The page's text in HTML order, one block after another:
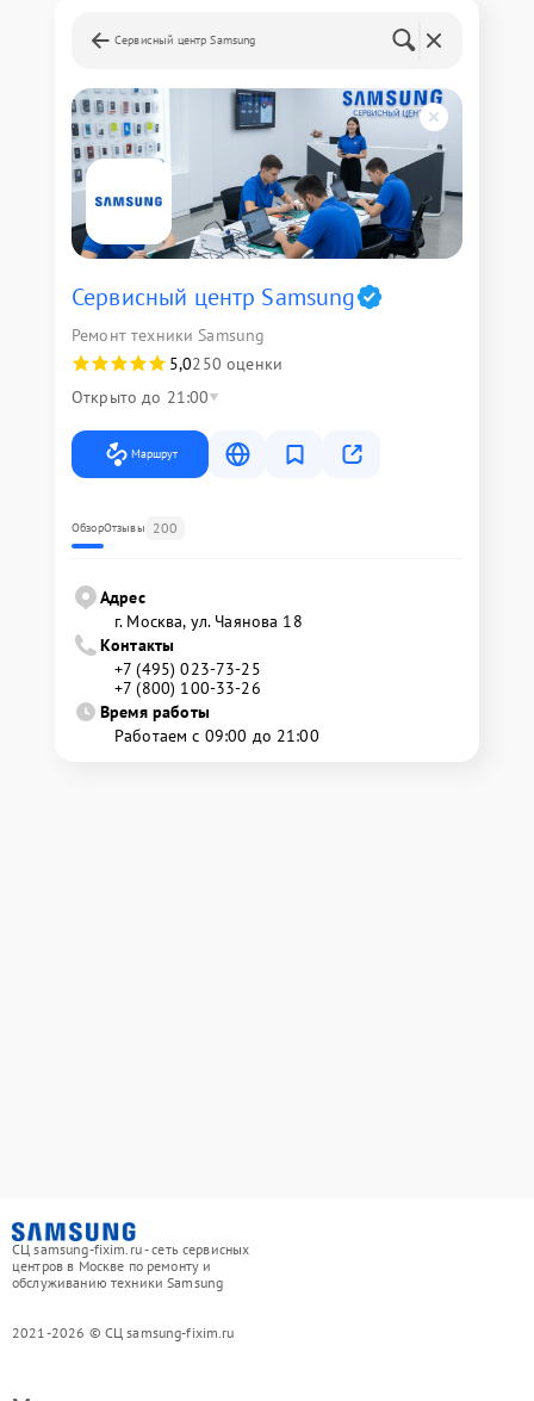
Сервисный центр Samsung
Сервисный центр Samsung
Ремонт техники Samsung
5,0250 оценки
Открыто до 21:00
Маршрут
ОбзорОтзывы 200
Адрес
г. Москва, ул. Чаянова 18
Контакты
+7 (495) 023-73-25
+7 (800) 100-33-26
Время работы
Работаем с 09:00 до 21:00
СЦ samsung-fixim.ru - сеть сервисных
центров в Москве по ремонту и
обслуживанию техники Samsung
2021-2026 © СЦ samsung-fixim.ru